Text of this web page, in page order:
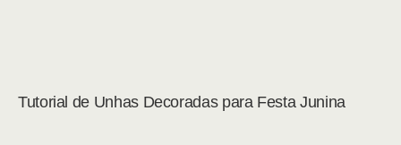
Tutorial de Unhas Decoradas para Festa Junina